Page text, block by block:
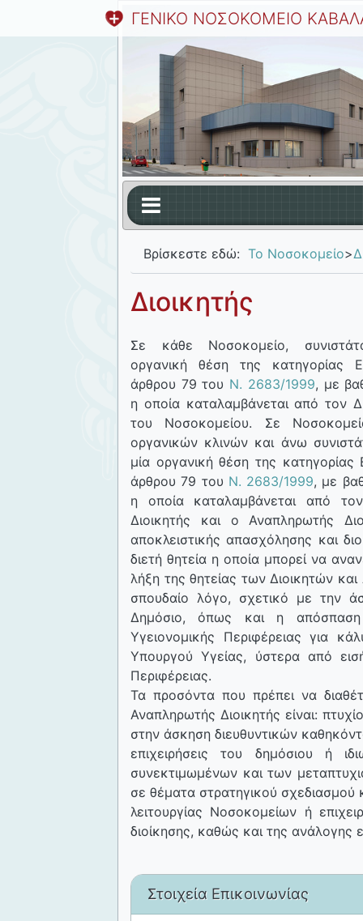
ΓΕΝΙΚΟ ΝΟΣΟΚΟΜΕΙΟ
Βρίσκεστε εδώ: Το Νοσοκομείο>
Διοικητής
Σε κάθε Νοσοκομείο,
οργανική θέση της κατηγορίας
άρθρου 79 του Ν. 2683/1999, με
η οποία καταλαμβάνεται από τον
του Νοσοκομείου. Σε
οργανικών κλινών και άνω
μία οργανική θέση της
άρθρου 79 του Ν. 2683/1999, με
η οποία καταλαμβάνεται από
Διοικητής και ο Αναπληρωτής
αποκλειστικής απασχόλησης και
διετή θητεία η οποία μπορεί να
λήξη της θητείας των Διοικητών
σπουδαίο λόγο, σχετικό με την
Δημόσιο, όπως και η
Υγειονομικής Περιφέρειας για
Υπουργού Υγείας, ύστερα από
Περιφέρειας.
Τα προσόντα που πρέπει να
Αναπληρωτής Διοικητής είναι:
στην άσκηση διευθυντικών
επιχειρήσεις του δημόσιου ή
συνεκτιμωμένων και των
σε θέματα στρατηγικού σχεδιασμού
λειτουργίας Νοσοκομείων ή
διοίκησης, καθώς και της ανάλογης
Στοιχεία Επικοινωνίας